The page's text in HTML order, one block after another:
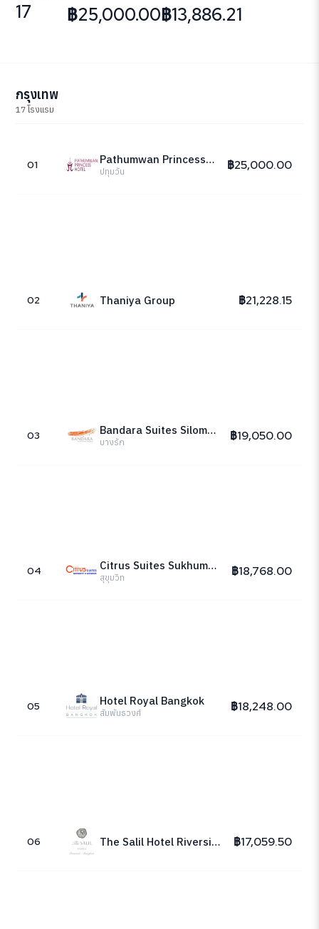
17 ฿25,000.00฿13,886.21
กรุงเทพ
17 โรงแรม
01 Pathumwan Princess Hotel
ปทุมวัน ฿25,000.00
02 Thaniya Group ฿21,228.15
03 Bandara Suites Silom, Bangkok
บางรัก ฿19,050.00
04 Citrus Suites Sukhumvit 6 Bangkok
สุขุมวิท ฿18,768.00
05 Hotel Royal Bangkok
สัมพันธวงศ์ ฿18,248.00
06 The Salil Hotel Riverside - Bangkok ฿17,059.50